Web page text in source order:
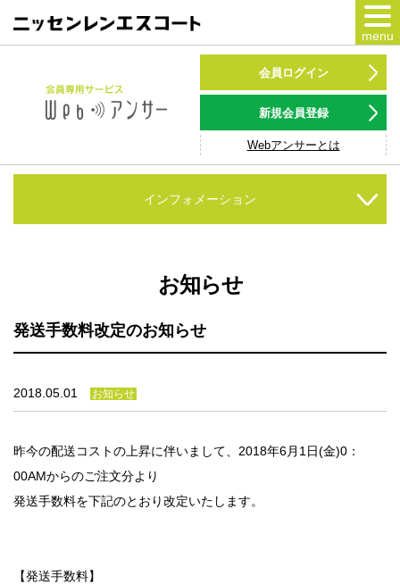
menu
カードをつかう
NSポイント
キャンペーン
サービス
会員ログイン
新規会員登録
Webアンサーとは
インフォメーション
お知らせ
発送手数料改定のお知らせ
2018.05.01 お知らせ
昨今の配送コストの上昇に伴いまして、2018年6月1日(金)0：
00AMからのご注文分より
発送手数料を下記のとおり改定いたします。
【発送手数料】